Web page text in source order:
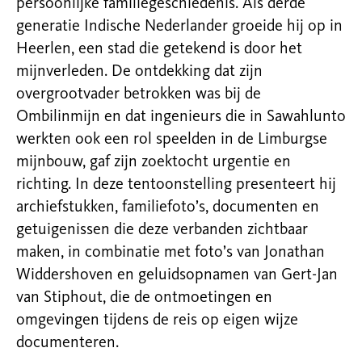
persoonlijke familiegeschiedenis. Als derde
generatie Indische Nederlander groeide hij op in
Heerlen, een stad die getekend is door het
mijnverleden. De ontdekking dat zijn
overgrootvader betrokken was bij de
Ombilinmijn en dat ingenieurs die in Sawahlunto
werkten ook een rol speelden in de Limburgse
mijnbouw, gaf zijn zoektocht urgentie en
richting. In deze tentoonstelling presenteert hij
archiefstukken, familiefoto’s, documenten en
getuigenissen die deze verbanden zichtbaar
maken, in combinatie met foto’s van Jonathan
Widdershoven en geluidsopnamen van Gert-Jan
van Stiphout, die de ontmoetingen en
omgevingen tijdens de reis op eigen wijze
documenteren.